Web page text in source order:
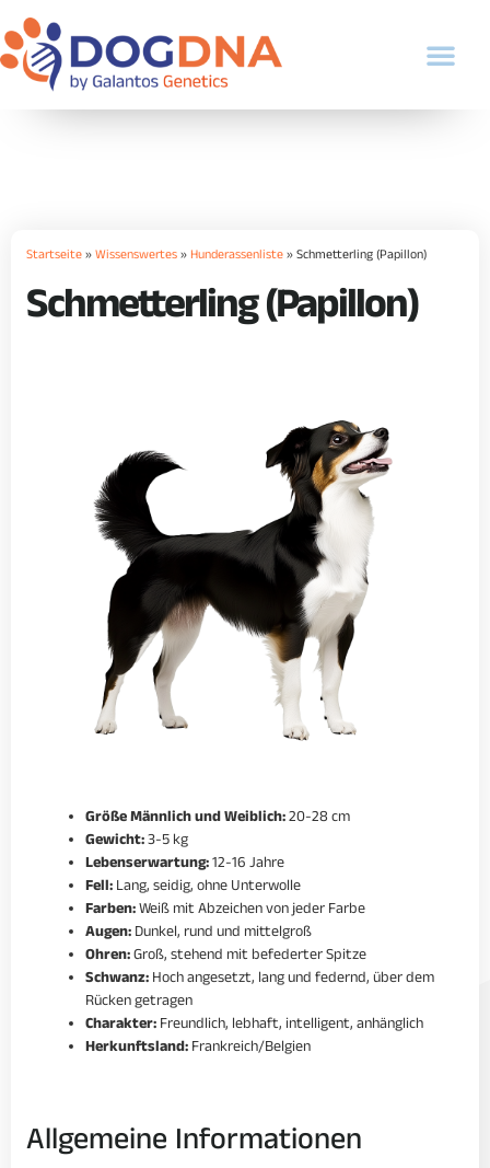
Startseite»Wissenswertes» Hunderassenliste»Schmetterling (Papillon)
Schmetterling (Papillon)
Größe Männlich und Weiblich:20-28 cm
Gewicht:3-5 kg
Lebenserwartung:12-16 Jahre
Fell:Lang, seidig, ohne Unterwolle
Farben:Weiß mit Abzeichen von jeder Farbe
Augen:Dunkel, rund und mittelgroß
Ohren:Groß, stehend mit befederter Spitze
Schwanz:Hoch angesetzt, lang und federnd, über dem
Rücken getragen
Charakter:Freundlich, lebhaft, intelligent, anhänglich
Herkunftsland:Frankreich/Belgien
Allgemeine Informationen